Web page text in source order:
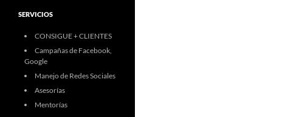
SERVICIOS
CONSIGUE + CLIENTES
Campañas de Facebook,
Google
Manejo de Redes Sociales
Asesorías
Mentorías